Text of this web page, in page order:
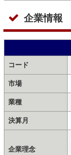
企業情報
コード
市場
業種
決算月
企業理念